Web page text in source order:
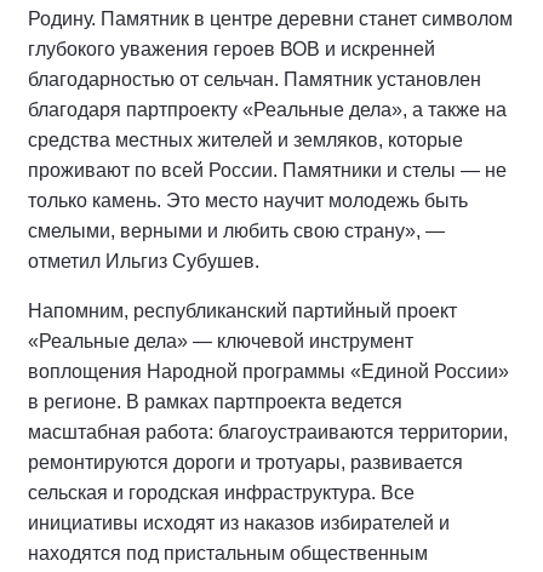
Родину. Памятник в центре деревни станет символом
глубокого уважения героев ВОВ и искренней
благодарностью от сельчан. Памятник установлен
благодаря партпроекту «Реальные дела», а также на
средства местных жителей и земляков, которые
проживают по всей России. Памятники и стелы — не
только камень. Это место научит молодежь быть
смелыми, верными и любить свою страну», —
отметил Ильгиз Субушев.
Напомним, республиканский партийный проект
«Реальные дела» — ключевой инструмент
воплощения Народной программы «Единой России»
в регионе. В рамках партпроекта ведется
масштабная работа: благоустраиваются территории,
ремонтируются дороги и тротуары, развивается
сельская и городская инфраструктура. Все
инициативы исходят из наказов избирателей и
находятся под пристальным общественным